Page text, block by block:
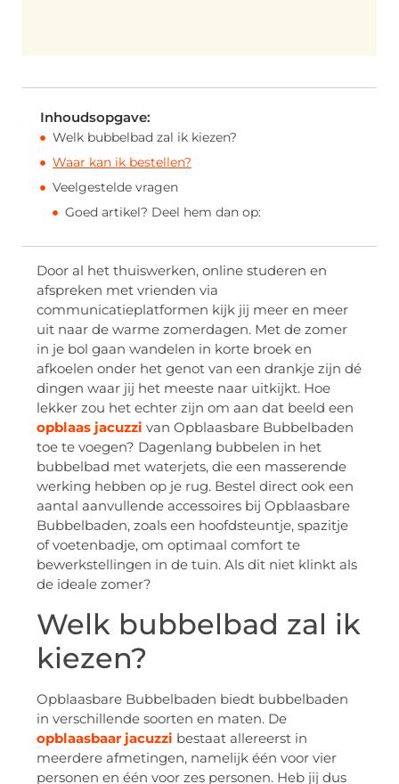
Inhoudsopgave:
Welk bubbelbad zal ik kiezen?
Waar kan ik bestellen?
Veelgestelde vragen
Goed artikel? Deel hem dan op:
Door al het thuiswerken, online studeren en
afspreken met vrienden via
communicatieplatformen kijk jij meer en meer
uit naar de warme zomerdagen. Met de zomer
in je bol gaan wandelen in korte broek en
afkoelen onder het genot van een drankje zijn dé
dingen waar jij het meeste naar uitkijkt. Hoe
lekker zou het echter zijn om aan dat beeld een
opblaas jacuzzi van Opblaasbare Bubbelbaden
toe te voegen? Dagenlang bubbelen in het
bubbelbad met waterjets, die een masserende
werking hebben op je rug. Bestel direct ook een
aantal aanvullende accessoires bij Opblaasbare
Bubbelbaden, zoals een hoofdsteuntje, spazitje
of voetenbadje, om optimaal comfort te
bewerkstellingen in de tuin. Als dit niet klinkt als
de ideale zomer?
Welk bubbelbad zal ik
kiezen?
Opblaasbare Bubbelbaden biedt bubbelbaden
in verschillende soorten en maten. De
opblaasbaar jacuzzi bestaat allereerst in
meerdere afmetingen, namelijk één voor vier
personen en één voor zes personen. Heb jij dus